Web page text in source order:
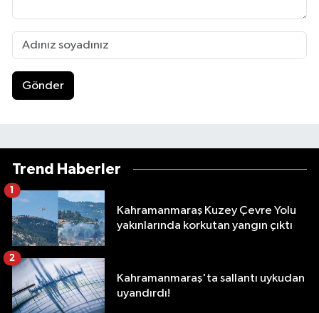
Gönder
Trend Haberler
Kahramanmaraş Kuzey Çevre Yolu
yakınlarında korkutan yangın çıktı
1
Kahramanmaraş'ta sallantı uykudan
uyandırdı!
2